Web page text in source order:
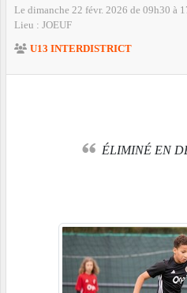
Le dimanche 22 févr. 2026 de 09h30 à
Lieu : JOEUF
U13 INTERDISTRICT
ÉLIMINÉ EN